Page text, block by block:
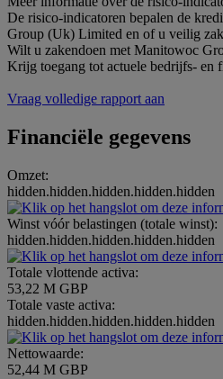
De risico-indicatoren bepalen de
Group (Uk) Limited en of u veilig
Wilt u zakendoen met Manitowoc
Krijg toegang tot actuele bedrijfs- en
Vraag volledige rapport aan
Financiële gegevens
Omzet:
hidden.hidden.hidden.hidden.hidden
Winst vóór belastingen (totale winst):
hidden.hidden.hidden.hidden.hidden
Totale vlottende activa:
53,22 M GBP
Totale vaste activa:
hidden.hidden.hidden.hidden.hidden
Nettowaarde:
52,44 M GBP